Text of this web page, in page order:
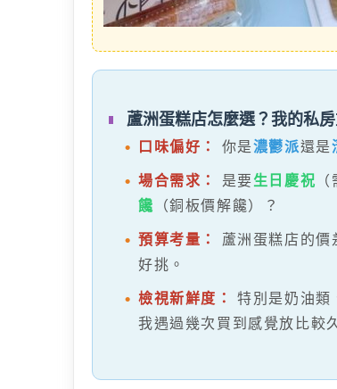
蘆洲蛋糕店怎麼選？我的私
口味偏好： 你是濃鬱派還是
場合需求： 是要生日慶祝
饞 （銅板價解饞）？
預算考量：
蘆洲蛋糕店的
好挑。
檢視新鮮度： 特別是奶油類
我遇過幾次買到感覺放比較